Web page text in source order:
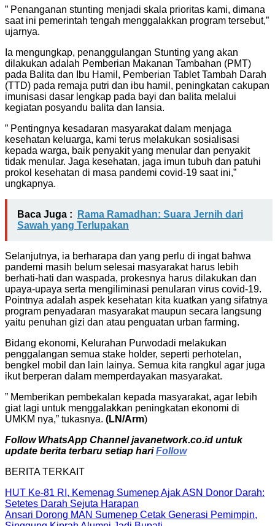
” Penanganan stunting menjadi skala prioritas kami, dimana
saat ini pemerintah tengah menggalakkan program tersebut,”
ujarnya.
Ia mengungkap, penanggulangan Stunting yang akan
dilakukan adalah Pemberian Makanan Tambahan (PMT)
pada Balita dan Ibu Hamil, Pemberian Tablet Tambah Darah
(TTD) pada remaja putri dan ibu hamil, peningkatan cakupan
imunisasi dasar lengkap pada bayi dan balita melalui
kegiatan posyandu balita dan lansia.
” Pentingnya kesadaran masyarakat dalam menjaga
kesehatan keluarga, kami terus melakukan sosialisasi
kepada warga, baik penyakit yang menular dan penyakit
tidak menular. Jaga kesehatan, jaga imun tubuh dan patuhi
prokol kesehatan di masa pandemi covid-19 saat ini,”
ungkapnya.
Baca Juga :
Rama Ramadhan: Suara Jernih dari
Sawah yang Terlupakan
Selanjutnya, ia berharapa dan yang perlu di ingat bahwa
pandemi masih belum selesai masyarakat harus lebih
berhati-hati dan waspada, prokesnya harus dilakukan dan
upaya-upaya serta mengiliminasi penularan virus covid-19.
Pointnya adalah aspek kesehatan kita kuatkan yang sifatnya
program penyadaran masyarakat maupun secara langsung
yaitu penuhan gizi dan atau penguatan urban farming.
Bidang ekonomi, Kelurahan Purwodadi melakukan
penggalangan semua stake holder, seperti perhotelan,
bengkel mobil dan lain lainya. Semua kita rangkul agar juga
ikut berperan dalam memperdayakan masyarakat.
” Memberikan pembekalan kepada masyarakat, agar lebih
giat lagi untuk menggalakkan peningkatan ekonomi di
UMKM nya,” tukasnya. (LN/Arm)
Follow WhatsApp Channel javanetwork.co.id untuk
update berita terbaru setiap hariFollow
BERITA TERKAIT
HUT Ke-81 RI, Kemenag Sumenep Ajak ASN Donor Darah:
Setetes Darah Sejuta Harapan
Ansari Dorong MAN Sumenep Cetak Generasi Pemimpin,